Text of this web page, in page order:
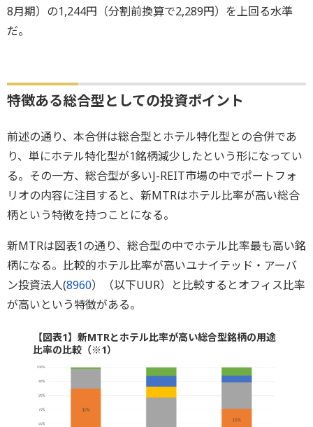
8月期）の1,244円（分割前換算で2,289円）を上回る水準
だ。
特徴ある総合型としての投資ポイント
前述の通り、本合併は総合型とホテル特化型との合併であ
り、単にホテル特化型が1銘柄減少したという形になってい
る。その一方、総合型が多いJ-REIT市場の中でポートフォ
リオの内容に注目すると、新MTRはホテル比率が高い総合
柄という特徴を持つことになる。
新MTRは図表1の通り、総合型の中でホテル比率最も高い銘
柄になる。比較的ホテル比率が高いユナイテッド・アーバ
ン投資法人(8960）（以下UUR）と比較するとオフィス比率
が高いという特徴がある。
【図表1】新MTRとホテル比率が高い総合型銘柄の用途
比率の比較（※1）